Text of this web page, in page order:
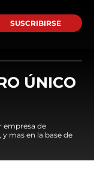
SUSCRIBIRSE
ÚNICO
empresa de
mas en la base de